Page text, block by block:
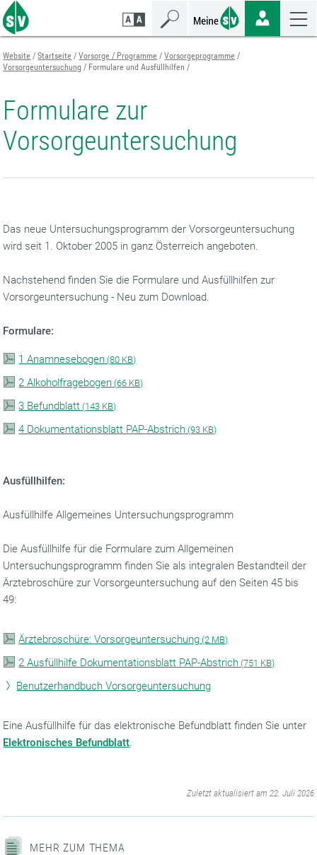
Zum
Seiteninhalt
springen
Zur
Navigation
springen
Zur
Mobilen
Navigation
springen
Website Startseite Vorsorge / Programme
Vorsorgeprogramme
Vorsorgeuntersuchung
Formulare und Ausfüllhilfen
Formulare zur
Vorsorgeuntersuchung
Das neue Untersuchungsprogramm der Vorsorgeuntersuchung
wird seit 1. Oktober 2005 in ganz Österreich angeboten.
Nachstehend finden Sie die Formulare und Ausfüllhilfen zur
Vorsorgeuntersuchung - Neu zum Download.
Formulare:
1 Anamnesebogen (80 KB)
2 Alkoholfragebogen (66 KB)
3 Befundblatt (143 KB)
4 Dokumentationsblatt PAP-Abstrich (93 KB)
Ausfüllhilfen:
Ausfüllhilfe Allgemeines Untersuchungsprogramm
Die Ausfüllhilfe für die Formulare zum Allgemeinen
Untersuchungsprogramm finden Sie als integralen Bestandteil der
Ärztebroschüre zur Vorsorgeuntersuchung auf den Seiten 45 bis
49:
Ärztebroschüre: Vorsorgeuntersuchung (2 MB)
2 Ausfüllhilfe Dokumentationsblatt PAP-Abstrich (751 KB)
Benutzerhandbuch Vorsorgeuntersuchung
Eine Ausfüllhilfe für das elektronische Befundblatt finden Sie unter
Elektronisches Befundblatt.
Zuletzt aktualisiert am 22. Juli 2026
MEHR ZUM THEMA